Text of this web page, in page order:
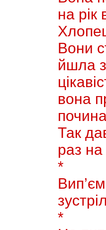
на рiк
Вони
йшла
вона
Так
раз на
*
*